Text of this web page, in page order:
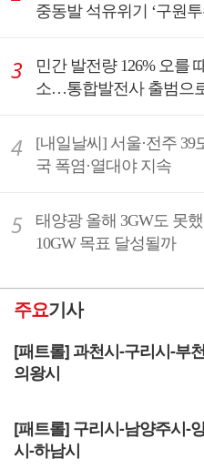
중동발 석유위기 ‘구원투
민간 발전량 126% 오를
소…통합발전사 출범으
[내일날씨] 서울·전주
국 폭염·열대야 지속
태양광 올해 3GW도 못
10GW 목표 달성될까
주요기사
[패트롤] 과천시-구리시-부
의왕시
[패트롤] 구리시-남양주시-
시-하남시